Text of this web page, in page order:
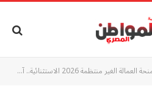
العمالة الغير منتظمة 2026 الاستثنائية.. آخر موعد لصرف 1500 جنيه